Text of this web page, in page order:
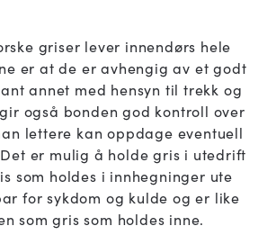
griser lever innendørs hele
er at de er avhengig av et godt
annet med hensyn til trekk og
også bonden god kontroll over
lettere kan oppdage eventuell
er mulig å holde gris i utedrift
som holdes i innhegninger ute
for sykdom og kulde og er like
som gris som holdes inne.